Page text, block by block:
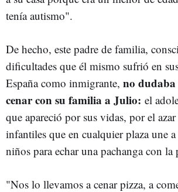
tenía autismo".
De hecho, este padre de familia,
dificultades que él mismo sufrió en
España como inmigrante, no dudaba
cenar con su familia a Julio: el
que apareció por sus vidas, por el
infantiles que en cualquier plaza une
niños para echar una pachanga con la
"Nos lo llevamos a cenar pizza, a